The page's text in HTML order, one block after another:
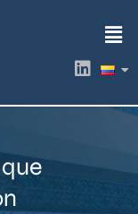
L
i
k
i